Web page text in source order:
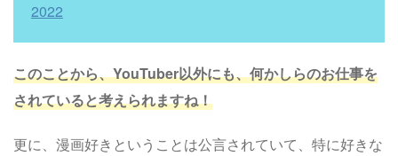
2022
このことから、YouTuber以外にも、何かしらのお仕事を
されていると考えられますね！
更に、漫画好きということは公言されていて、特に好きな